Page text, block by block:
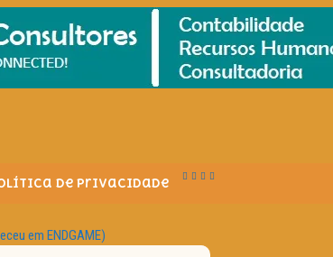
de Privacidade
em ENDGAME)